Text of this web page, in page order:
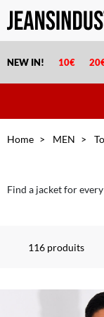
NEW IN! 10€
Home MEN
Find a jacket for
116 produits